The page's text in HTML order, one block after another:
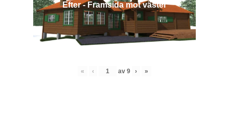
Efter - Framsida mot väster
« ‹ av 9 › »